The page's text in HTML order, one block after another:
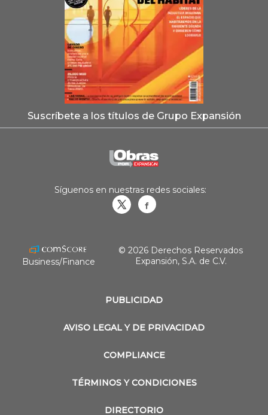
Suscríbete a los títulos de Grupo Expansión
PUBLICIDAD
AVISO LEGAL Y DE PRIVACIDAD
COMPLIANCE
TÉRMINOS Y CONDICIONES
DIRECTORIO
Síguenos en nuestras redes sociales:
Business/Finance
© 2026 Derechos Reservados
Expansión, S.A. de C.V.